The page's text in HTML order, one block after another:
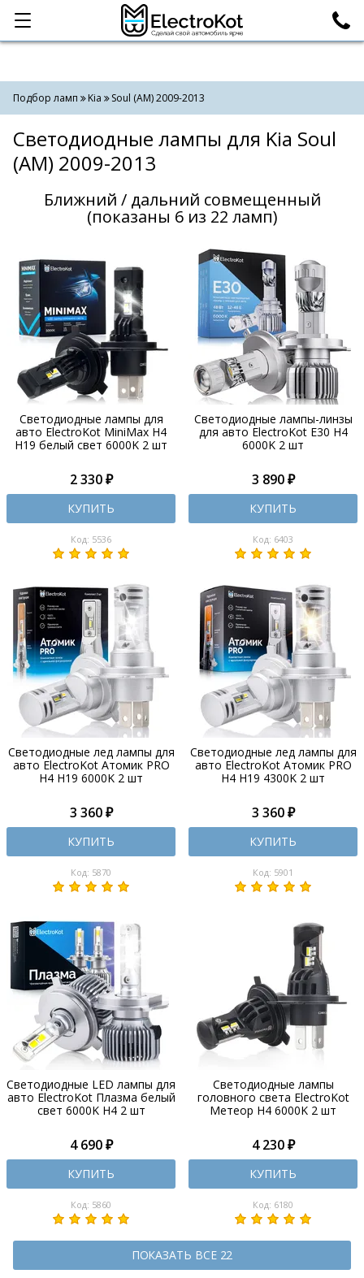
Категории Поиск
Подбор ламп Kia Soul (AM) 2009-2013
Светодиодные лампы для Kia Soul
(AM) 2009-2013
Ближний / дальний совмещенный
(показаны 6 из 22 ламп)
Светодиодные лампы для
авто ElectroKot MiniMax H4
H19 белый свет 6000K 2 шт
2 330 ₽
КУПИТЬ
Код: 5536
Светодиодные лампы-линзы
для авто ElectroKot E30 H4
6000K 2 шт
3 890 ₽
КУПИТЬ
Код: 6403
Светодиодные лед лампы для
авто ElectroKot Атомик PRO
H4 H19 6000K 2 шт
3 360 ₽
КУПИТЬ
Код: 5870
Светодиодные лед лампы для
авто ElectroKot Атомик PRO
H4 H19 4300K 2 шт
3 360 ₽
КУПИТЬ
Код: 5901
Светодиодные LED лампы для
авто ElectroKot Плазма белый
свет 6000K H4 2 шт
4 690 ₽
КУПИТЬ
Код: 5860
Светодиодные лампы
головного света ElectroKot
Метеор H4 6000K 2 шт
4 230 ₽
КУПИТЬ
Код: 6180
ПОКАЗАТЬ ВСЕ 22